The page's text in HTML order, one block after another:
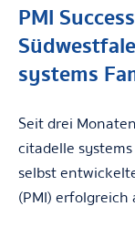
PMI
systems
Seit drei
citadelle
selbst
(PMI) erfolgreich